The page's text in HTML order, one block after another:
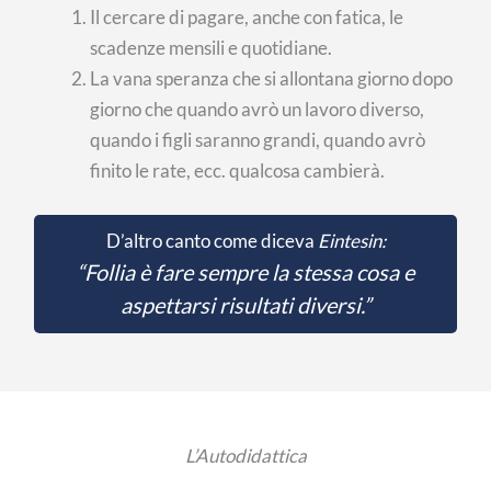
Il cercare di pagare, anche con fatica, le
scadenze mensili e quotidiane.
La vana speranza che si allontana giorno dopo
giorno che quando avrò un lavoro diverso,
quando i figli saranno grandi, quando avrò
finito le rate, ecc. qualcosa cambierà.
D’altro canto come diceva Eintesin:
“Follia è fare sempre la stessa cosa e
aspettarsi risultati diversi.”
L’Autodidattica